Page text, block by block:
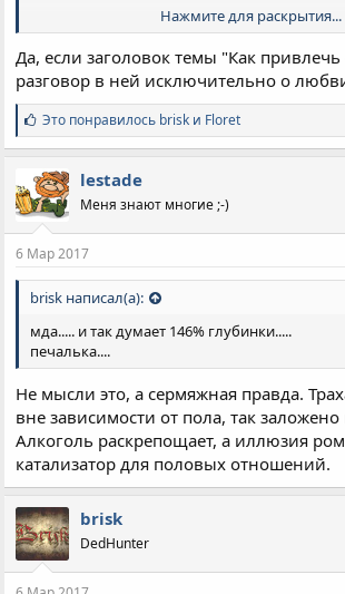
А завоевать... Завоевать можно
симпатию и сильную симпатию,
раз путают с высоким чувством.
Нажмите для раскрытия...
Да, если заголовок темы "Как привлечь
разговор в ней исключительно о
С
и
м
п
а
т
и
:
Это понравилось brisk и Floret
lestade
Меня знают многие ;-)
6 Мар 2017
brisk написал(а):
мда..... и так думает 146% глубинки.....
печалька....
Не мысли это, а сермяжная правда.
вне зависимости от пола, так
Алкоголь раскрепощает, а иллюзия
катализатор для половых отношений.
brisk
DedHunter